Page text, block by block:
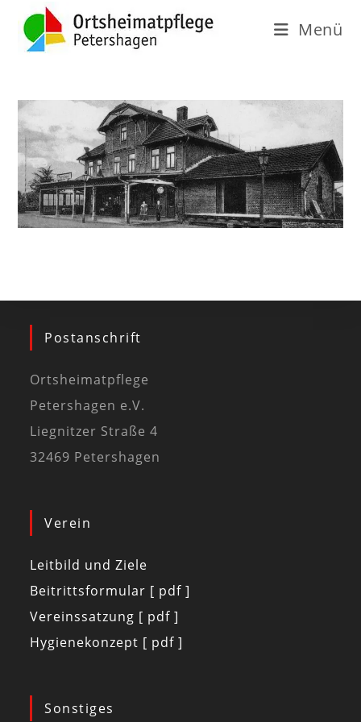
Menü
Postanschrift
Ortsheimatpflege
Petershagen e.V.
Liegnitzer Straße 4
32469 Petershagen
Verein
Leitbild und Ziele
Beitrittsformular [ pdf ]
Vereinssatzung [ pdf ]
Hygienekonzept [ pdf ]
Sonstiges